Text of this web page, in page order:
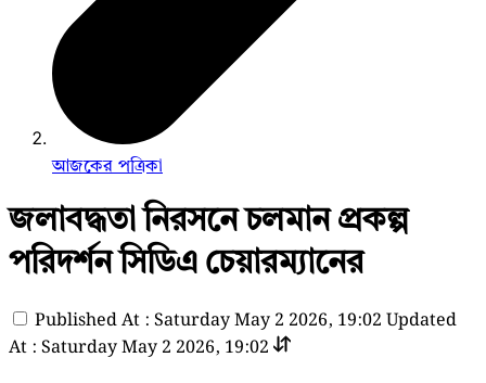
আজকের পত্রিকা
জলাবদ্ধতা নিরসনে চলমান প্রকল্প
পরিদর্শন সিডিএ চেয়ারম্যানের
Published At : Saturday May 2 2026, 19:02 Updated
At : Saturday May 2 2026, 19:02